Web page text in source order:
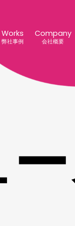
Works
弊社事例
Company
会社概要
ー